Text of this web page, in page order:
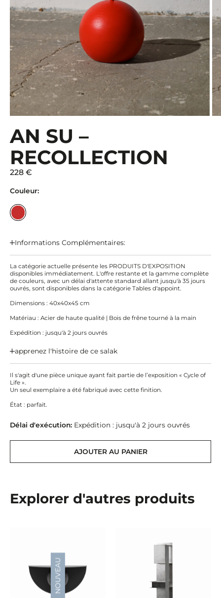
AN SU –
RECOLLECTION
228 €
Couleur:
Informations Complémentaires:
La catégorie actuelle présente les PRODUITS D'EXPOSITION
disponibles immédiatement. L'offre restante et la gamme complète
de couleurs, avec un délai d'attente standard allant jusqu'à 35 jours
ouvrés, sont disponibles dans la catégorie Tables d'appoint.
Dimensions : 40x40x45 cm
Matériau : Acier de haute qualité | Bois de frêne tourné à la main
Expédition : jusqu'à 2 jours ouvrés
apprenez l'histoire de ce salak
Il s'agit d'une pièce unique ayant fait partie de l’exposition « Cycle of
Life ».
Un seul exemplaire a été fabriqué avec cette finition.
État : parfait.
Délai d'exécution:Expédition : jusqu'à 2 jours ouvrés
AJOUTER AU PANIER
Explorer d'autres produits
NOUVEAU